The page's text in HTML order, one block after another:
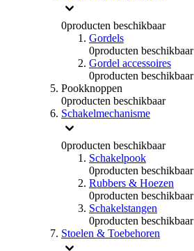
0producten beschikbaar
Gordels
0producten beschikbaar
Gordel accessoires
0producten beschikbaar
Pookknoppen
0producten beschikbaar
Schakelmechanisme
0producten beschikbaar
Schakelpook
0producten beschikbaar
Rubbers & Hoezen
0producten beschikbaar
Schakelstangen
0producten beschikbaar
Stoelen & Toebehoren